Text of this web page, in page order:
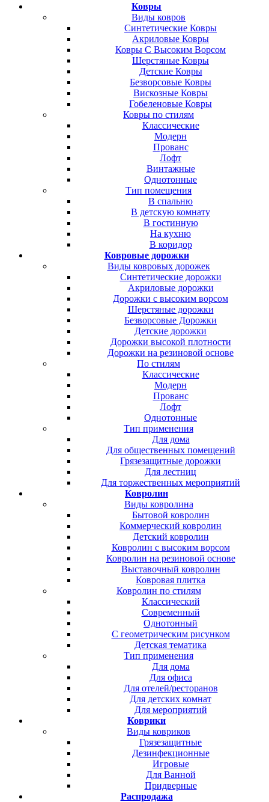
Ковры
Виды ковров
Синтетические Ковры
Акриловые Ковры
Ковры С Высоким Ворсом
Шерстяные Ковры
Детские Ковры
Безворсовые Ковры
Вискозные Ковры
Гобеленовые Ковры
Ковры по стилям
Классические
Модерн
Прованс
Лофт
Винтажные
Однотонные
Тип помещения
В спальню
В детскую комнату
В гостинную
На кухню
В коридор
Ковровые дорожки
Виды ковровых дорожек
Синтетические дорожки
Акриловые дорожки
Дорожки с высоким ворсом
Шерстяные дорожки
Безворсовые Дорожки
Детские дорожки
Дорожки высокой плотности
Дорожки на резиновой основе
По стилям
Классические
Модерн
Прованс
Лофт
Однотонные
Тип применения
Для дома
Для общественных помещений
Грязезащитные дорожки
Для лестниц
Для торжественных мероприятий
Ковролин
Виды ковролина
Бытовой ковролин
Коммерческий ковролин
Детский ковролин
Ковролин с высоким ворсом
Ковролин на резиновой основе
Выставочный ковролин
Ковровая плитка
Ковролин по стилям
Классический
Современный
Однотонный
С геометрическим рисунком
Детская тематика
Тип применения
Для дома
Для офиса
Для отелей/ресторанов
Для детских комнат
Для мероприятий
Коврики
Виды ковриков
Грязезащитные
Дезинфекционные
Игровые
Для Ванной
Придверные
Распродажа